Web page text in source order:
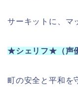
サーキットに、マ
★シェリフ★（声
町の安全と平和を